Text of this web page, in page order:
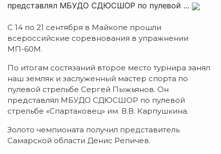
представлял МБУДО СДЮСШОР по пулевой ...
С 14 по 21 сентября в Майкопе прошли
всероссийские соревнования в упражнении
МП-60М.
По итогам состязаний второе место турнира занял
наш земляк и заслуженный мастер спорта по
пулевой стрельбе Сергей Пыжьянов. Он
представлял МБУДО СДЮСШОР по пулевой
стрельбе «Спартаковец» им. В.В. Карпушкина.
Золото чемпионата получил представитель
Самарской области Денис Репичев.